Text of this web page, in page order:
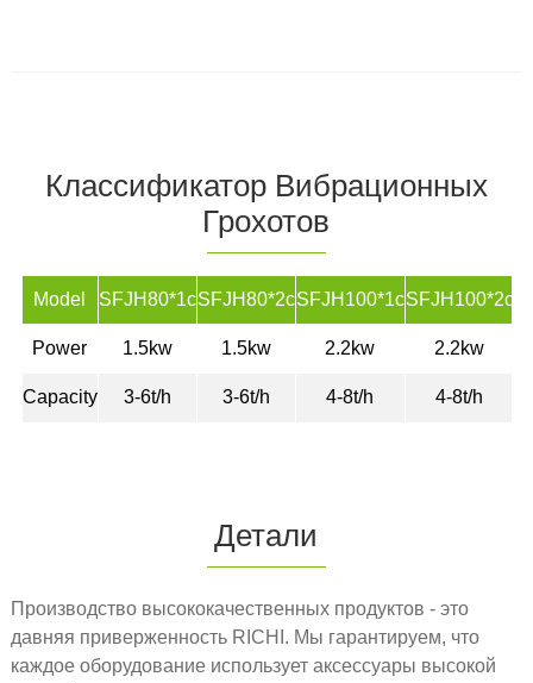
Классификатор Вибрационных
Грохотов
Model SFJH80*1cSFJH80*2cSFJH100*1cSFJH100*2c
Power 1.5kw 1.5kw 2.2kw 2.2kw
Capacity 3-6t/h 3-6t/h 4-8t/h 4-8t/h
Детали
Производство высококачественных продуктов - это
давняя приверженность RICHI. Мы гарантируем, что
каждое оборудование использует аксессуары высокой